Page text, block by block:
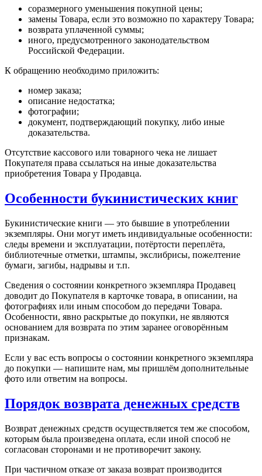
соразмерного уменьшения покупной цены;
замены Товара, если это возможно по характеру Товара;
возврата уплаченной суммы;
иного, предусмотренного законодательством
Российской Федерации.
К обращению необходимо приложить:
номер заказа;
описание недостатка;
фотографии;
документ, подтверждающий покупку, либо иные
доказательства.
Отсутствие кассового или товарного чека не лишает
Покупателя права ссылаться на иные доказательства
приобретения Товара у Продавца.
Особенности букинистических книг
Букинистические книги — это бывшие в употреблении
экземпляры. Они могут иметь индивидуальные особенности:
следы времени и эксплуатации, потёртости переплёта,
библиотечные отметки, штампы, экслибрисы, пожелтение
бумаги, загибы, надрывы и т.п.
Сведения о состоянии конкретного экземпляра Продавец
доводит до Покупателя в карточке товара, в описании, на
фотографиях или иным способом до передачи Товара.
Особенности, явно раскрытые до покупки, не являются
основанием для возврата по этим заранее оговорённым
признакам.
Если у вас есть вопросы о состоянии конкретного экземпляра
до покупки — напишите нам, мы пришлём дополнительные
фото или ответим на вопросы.
Порядок возврата денежных средств
Возврат денежных средств осуществляется тем же способом,
которым была произведена оплата, если иной способ не
согласован сторонами и не противоречит закону.
При частичном отказе от заказа возврат производится